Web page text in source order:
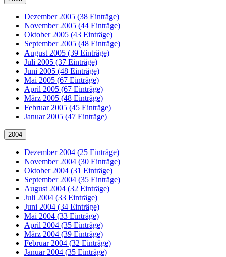
Dezember 2005 (38 Einträge)
November 2005 (44 Einträge)
Oktober 2005 (43 Einträge)
September 2005 (48 Einträge)
August 2005 (39 Einträge)
Juli 2005 (37 Einträge)
Juni 2005 (48 Einträge)
Mai 2005 (67 Einträge)
April 2005 (67 Einträge)
März 2005 (48 Einträge)
Februar 2005 (45 Einträge)
Januar 2005 (47 Einträge)
2004
Dezember 2004 (25 Einträge)
November 2004 (30 Einträge)
Oktober 2004 (31 Einträge)
September 2004 (35 Einträge)
August 2004 (32 Einträge)
Juli 2004 (33 Einträge)
Juni 2004 (34 Einträge)
Mai 2004 (33 Einträge)
April 2004 (35 Einträge)
März 2004 (39 Einträge)
Februar 2004 (32 Einträge)
Januar 2004 (35 Einträge)